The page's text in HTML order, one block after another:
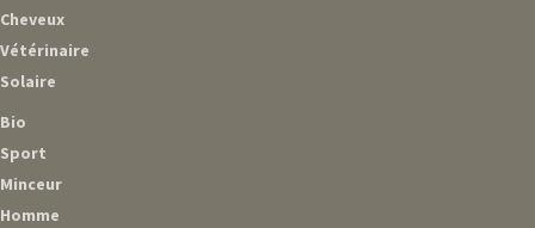
Cheveux
Vétérinaire
Solaire
Bio
Sport
Minceur
Homme